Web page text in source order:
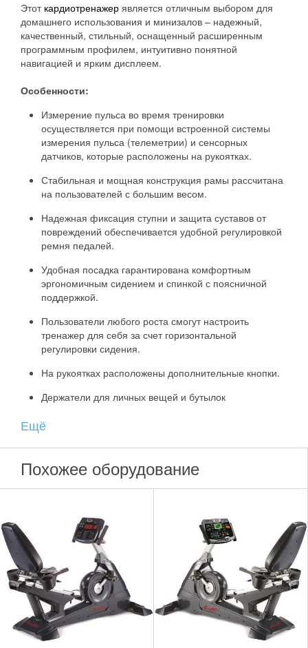
Этот кардиотренажер является отличным выбором для
домашнего использования и минизалов – надежный,
качественный, стильный, оснащенный расширенным
программным профилем, интуитивно понятной
навигацией и ярким дисплеем.
Особенности:
Измерение пульса во время тренировки
осуществляется при помощи встроенной системы
измерения пульса (телеметрии) и сенсорных
датчиков, которые расположены на рукоятках.
Стабильная и мощная конструкция рамы рассчитана
на пользователей с большим весом.
Надежная фиксация ступни и защита суставов от
повреждений обеспечивается удобной регулировкой
ремня педалей.
Удобная посадка гарантирована комфортным
эргономичным сидением и спинкой с поясничной
поддержкой.
Пользователи любого роста смогут настроить
тренажер для себя за счет горизонтальной
регулировки сидения.
На рукоятках расположены дополнительные кнопки.
Держатели для личных вещей и бутылок
Держатель для книги или планшета расположен на
консоли.
Компенсаторы неровности пола.
Ещё
Похожее оборудование